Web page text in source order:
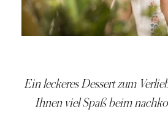
Ein leckeres Dessert zum
Ihnen viel Spaß beim